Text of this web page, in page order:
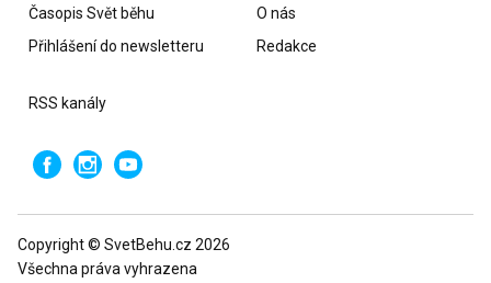
Časopis Svět běhu
Přihlášení do newsletteru
O nás
Redakce
RSS kanály
Copyright © SvetBehu.cz 2026
Všechna práva vyhrazena